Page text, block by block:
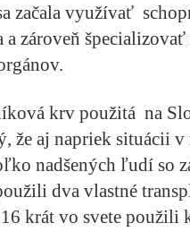
začala využívať
a zároveň
krv použitá na
že aj napriek situácii v
nadšených ľudí so
dva vlastné
krát vo svete použili